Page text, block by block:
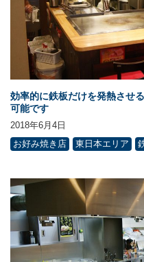
効率的に鉄板だけを発熱させ
可能です
2018年6月4日
お好み焼き店
東日本エリア